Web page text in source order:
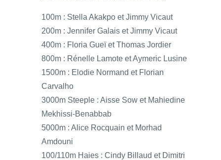
100m : Stella Akakpo et Jimmy Vicaut
200m : Jennifer Galais et Jimmy Vicaut
400m : Floria Gueï et Thomas Jordier
800m : Rénelle Lamote et Aymeric Lusine
1500m : Elodie Normand et Florian
Carvalho
3000m Steeple : Aisse Sow et Mahiedine
Mekhissi-Benabbab
5000m : Alice Rocquain et Morhad
Amdouni
100/110m Haies : Cindy Billaud et Dimitri